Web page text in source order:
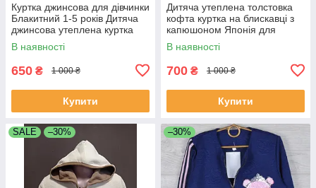
Куртка джинсова для дівчинки
Блакитний 1-5 років Дитяча
джинсова утеплена куртка
Куртка-кофта для дівчинки
В наявності
650 ₴ 1 000 ₴
Купити
Дитяча утеплена толстовка
кофта куртка на блискавці з
капюшоном Японія для
дівчинки підлітка 13-18 років
біла
В наявності
700 ₴ 1 000 ₴
Купити
SALE –30% –30%